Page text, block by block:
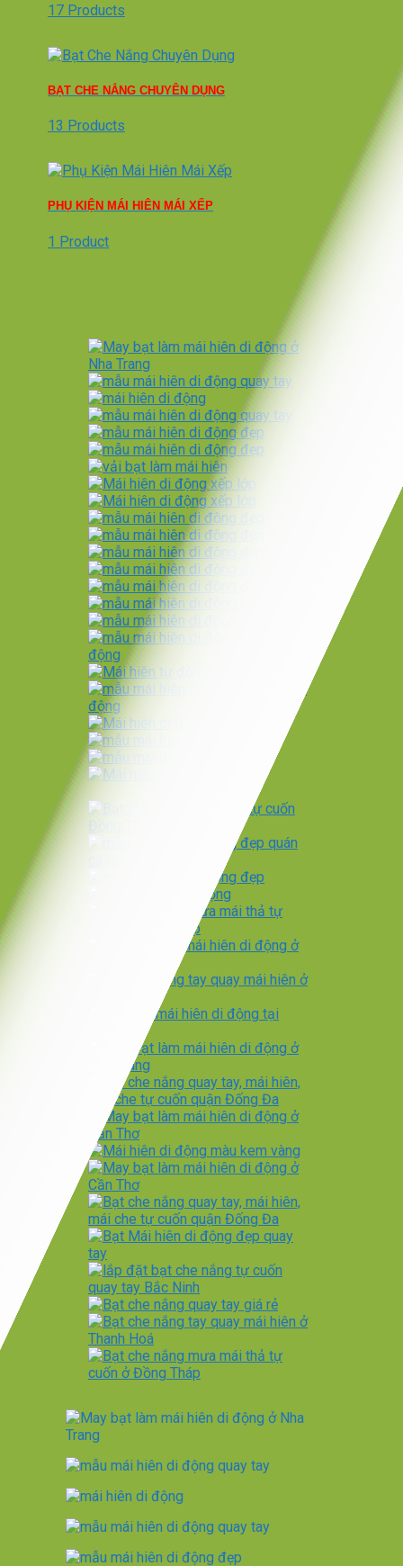
17 Products
BẠT CHE NẮNG CHUYÊN DỤNG
13 Products
PHỤ KIỆN MÁI HIÊN MÁI XẾP
1 Product